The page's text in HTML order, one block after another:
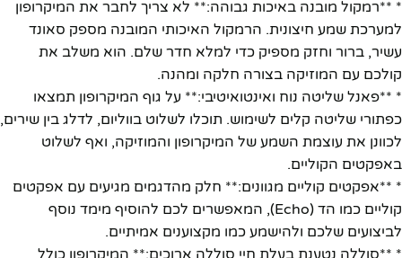
* **רמקול מובנה באיכות גבוהה:** לא צריך לחבר את המיקרופון
למערכת שמע חיצונית. הרמקול האיכותי המובנה מספק סאונד
עשיר, ברור וחזק מספיק כדי למלא חדר שלם. הוא משלב את
קולכם עם המוזיקה בצורה חלקה ומהנה.
* **פאנל שליטה נוח ואינטואיטיבי:** על גוף המיקרופון תמצאו
כפתורי שליטה קלים לשימוש. תוכלו לשלוט בווליום, לדלג בין שירים,
לכוונן את עוצמת השמע של המיקרופון והמוזיקה, ואף לשלוט
באפקטים הקוליים.
* **אפקטים קוליים מגוונים:** חלק מהדגמים מגיעים עם אפקטים
קוליים כמו הד (Echo), המאפשרים לכם להוסיף מימד נוסף
לביצועים שלכם ולהישמע כמו מקצוענים אמיתיים.
* **סוללה נטענת בעלת חיי סוללה ארוכים:** המיקרופון כולל